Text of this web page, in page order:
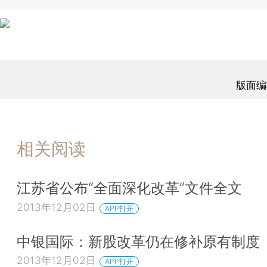
版面
相关阅读
江苏省公布“全面深化改革”文件全文
2013年12月02日 APP打开
中银国际：新股改革仍在修补原有制度
2013年12月02日 APP打开